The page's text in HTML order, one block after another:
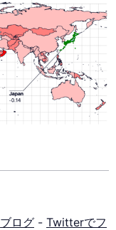
ブログ - Twitterでフ